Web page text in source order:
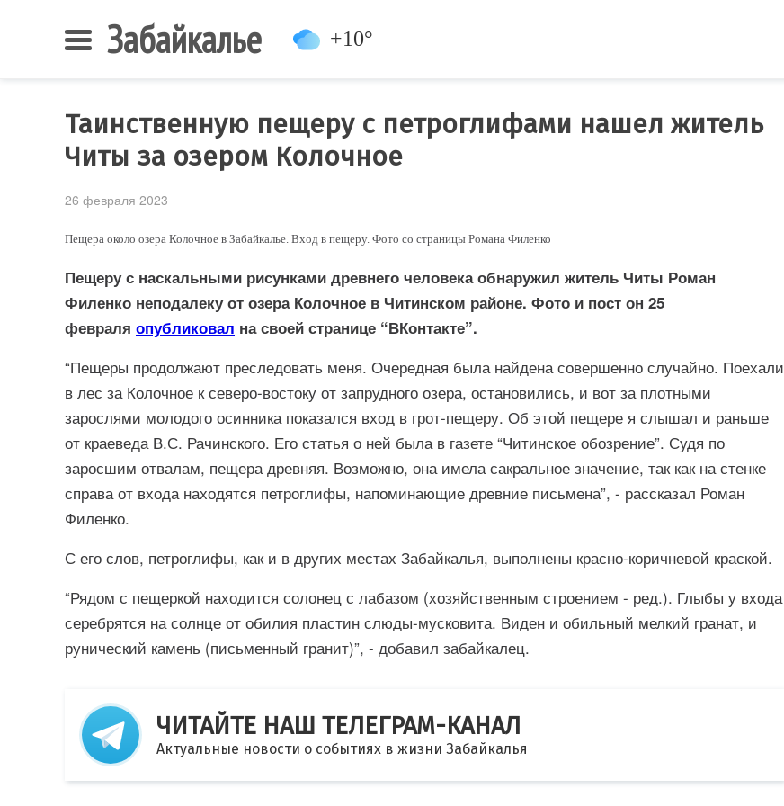
Забайкалье +10°
Таинственную пещеру с петроглифами нашел житель
Читы за озером Колочное
26 февраля 2023
Пещера около озера Колочное в Забайкалье. Вход в пещеру. Фото со страницы Романа Филенко
Пещеру с наскальными рисунками древнего человека обнаружил житель Читы Роман
Филенко неподалеку от озера Колочное в Читинском районе. Фото и пост он 25
февраля опубликовал на своей странице “ВКонтакте”.
“Пещеры продолжают преследовать меня. Очередная была найдена совершенно случайно. Поехали
в лес за Колочное к северо-востоку от запрудного озера, остановились, и вот за плотными
зарослями молодого осинника показался вход в грот-пещеру. Об этой пещере я слышал и раньше
от краеведа В.С. Рачинского. Его статья о ней была в газете “Читинское обозрение”. Судя по
заросшим отвалам, пещера древняя. Возможно, она имела сакральное значение, так как на стенке
справа от входа находятся петроглифы, напоминающие древние письмена”, - рассказал Роман
Филенко.
С его слов, петроглифы, как и в других местах Забайкалья, выполнены красно-коричневой краской.
“Рядом с пещеркой находится солонец с лабазом (хозяйственным строением - ред.). Глыбы у входа
серебрятся на солнце от обилия пластин слюды-мусковита. Виден и обильный мелкий гранат, и
рунический камень (письменный гранит)”, - добавил забайкалец.
ЧИТАЙТЕ НАШ ТЕЛЕГРАМ-КАНАЛ
Актуальные новости о событиях в жизни Забайкалья